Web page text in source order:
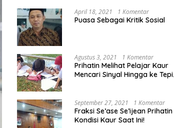
April 18, 2021 1 Komentar
Puasa Sebagai Kritik Sosial
Agustus 3, 2021 1 Komentar
Prihatin Melihat Pelajar Kaur
Mencari Sinyal Hingga ke Tepi
Segera Bertindak
September 27, 2021 1 Komentar
Fraksi Se’ase Se’ijean Prihatin
Kondisi Kaur Saat Ini!